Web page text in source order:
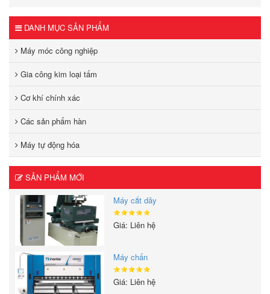
DANH MỤC SẢN PHẨM
Máy móc công nghiệp
Gia công kim loại tấm
Cơ khí chính xác
Các sản phẩm hàn
Máy tự động hóa
SẢN PHẨM MỚI
Máy cắt dây
Giá: Liên hệ
Máy chấn
Giá: Liên hệ